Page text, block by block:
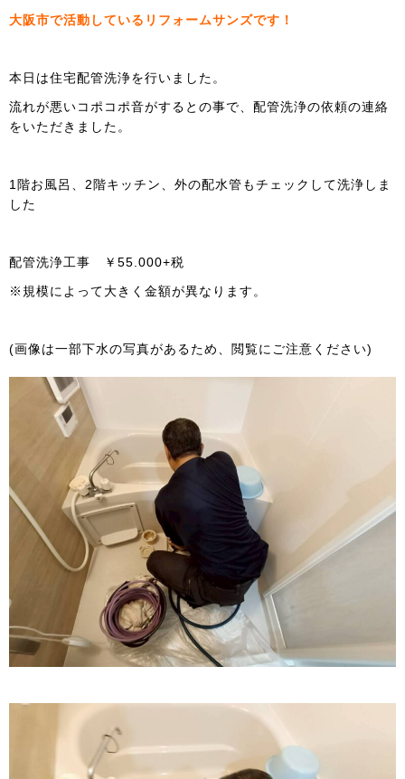
大阪市で活動しているリフォームサンズです！
本日は住宅配管洗浄を行いました。
流れが悪いコポコポ音がするとの事で、配管洗浄の依頼の連絡
をいただきました。
1階お風呂、2階キッチン、外の配水管もチェックして洗浄しま
した
配管洗浄工事 ￥55.000+税
※規模によって大きく金額が異なります。
(画像は一部下水の写真があるため、閲覧にご注意ください)